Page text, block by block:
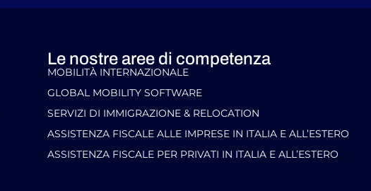
Le nostre aree di competenza
MOBILITÀ INTERNAZIONALE
GLOBAL MOBILITY SOFTWARE​
SERVIZI DI IMMIGRAZIONE & RELOCATION
ASSISTENZA FISCALE ALLE IMPRESE IN ITALIA E ALL’ESTERO
ASSISTENZA FISCALE PER PRIVATI IN ITALIA E ALL’ESTERO